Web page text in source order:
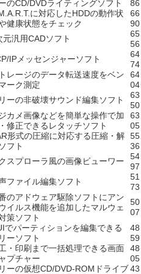
のCD/DVDライティングソフト
86
に対応したHDDの動作状
健康状態をチェック
66
90
元汎用CADソフト
65
56
IPメッセンジャーソフト
64
74
レージのデータ転送速度をベン
ーク測定
64
04
ーの非破壊サウンド編集ソフト
63
50
カメ画像などを簡単な操作で加
修正できるレタッチソフト
63
05
形式の圧縮に対応する圧縮・解
フト
55
36
スプローラ風の画像ビューワー
54
97
ファイル編集ソフト
51
73
のアドウェア駆除ソフトにアン
イルス機能を追加したマルウェ
策ソフト
50
07
でパーティションを編集できる
ーソフト
48
59
・印刷まで一括処理できる画面
プチャー
48
05
ーの仮想CD/DVD-ROMドライブ 43